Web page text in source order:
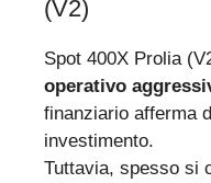
(V2)
Spot 400X Prolia
operativo
finanziario afferma
investimento.
Tuttavia, spesso si